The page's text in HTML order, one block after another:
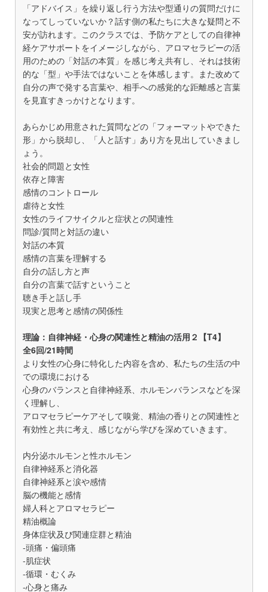
「アドバイス」を繰り返し行う方法や型通りの質問だけに
なってしっていないか？話す側の私たちに大きな疑問と不
安が訪れます。このクラスでは、予防ケアとしての自律神
経ケアサポートをイメージしながら、アロマセラピーの活
用のための「対話の本質」を感じ考え共有し、それは技術
的な「型」や手法ではないことを体感します。また改めて
自分の声で発する言葉や、相手への感覚的な距離感と言葉
を見直すきっかけとなります。
あらかじめ用意された質問などの「フォーマットやできた
形」から脱却し、「人と話す」あり方を見出していきまし
ょう。
社会的問題と女性
依存と障害
感情のコントロール
虐待と女性
女性のライフサイクルと症状との関連性
問診/質問と対話の違い
対話の本質
感情の言葉を理解する
自分の話し方と声
自分の言葉で話すということ
聴き手と話し手
現実と思考と感情の関係性
理論：自律神経・心身の関連性と精油の活用２【T4】
全6回/21時間
より女性の心身に特化した内容を含め、私たちの生活の中
での環境における
心身のバランスと自律神経系、ホルモンバランスなどを深
く理解し、
アロマセラピーケアそして嗅覚、精油の香りとの関連性と
有効性と共に考え、感じながら学びを深めていきます。
内分泌ホルモンと性ホルモン
自律神経系と消化器
自律神経系と涙や感情
脳の機能と感情
婦人科とアロマセラピー
精油概論
身体症状及び関連症群と精油
-頭痛・偏頭痛
-肌症状
-循環・むくみ
-心身と痛み